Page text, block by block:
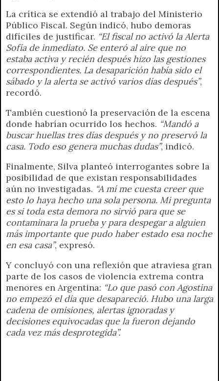
La crítica se extendió al trabajo del Ministerio
Público Fiscal. Según indicó, hubo demoras
difíciles de justificar. “El fiscal no activó la Alerta
Sofía de inmediato. Se enteró al aire que no
estaba activa y recién después hizo las gestiones
correspondientes. La desaparición había sido el
sábado y la alerta se activó varios días después”,
recordó.
También cuestionó la preservación de la escena
donde habrían ocurrido los hechos. “Mandó a
buscar huellas tres días después y no preservó la
casa. Todo eso genera muchas dudas”, indicó.
Finalmente, Silva planteó interrogantes sobre la
posibilidad de que existan responsabilidades
aún no investigadas. “A mí me cuesta creer que
esto lo haya hecho una sola persona. Mi pregunta
es si toda esta demora no sirvió para que se
contaminara la prueba y para despegar a alguien
más importante que pudo haber estado esa noche
en esa casa”, expresó.
Y concluyó con una reflexión que atraviesa gran
parte de los casos de violencia extrema contra
menores en Argentina: “Lo que pasó con Agostina
no empezó el día que desapareció. Hubo una larga
cadena de omisiones, alertas ignoradas y
decisiones equivocadas que la fueron dejando
cada vez más desprotegida”.